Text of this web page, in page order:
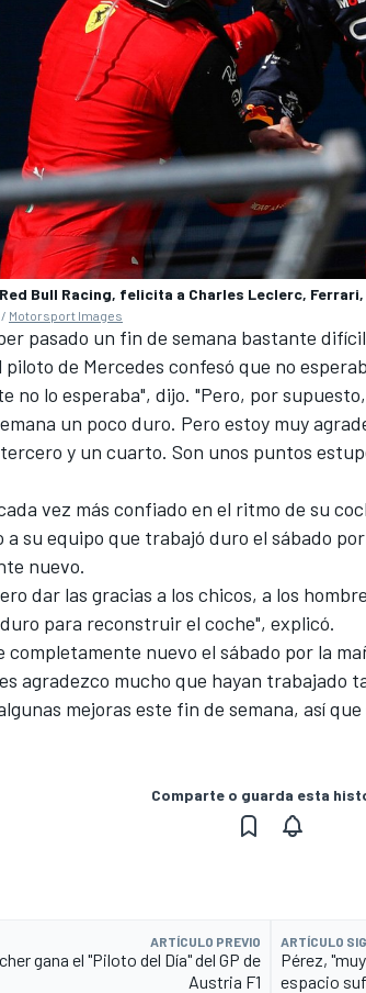
Bull Racing, felicita a Charles Leclerc,
Motorsport Images
pasado un fin de semana bastante
de Mercedes confesó que no
no lo esperaba", dijo. "Pero, por
un poco duro. Pero estoy muy
y un cuarto. Son unos puntos
vez más confiado en el ritmo de su
a su equipo que trabajó duro el sábado
nuevo.
dar las gracias a los chicos, a los
para reconstruir el coche", explicó.
completamente nuevo el sábado por la
agradezco mucho que hayan trabajado
mejoras este fin de semana, así
Comparte o guarda esta
ARTÍCULO PREVIO
gana el "Piloto del Día" del GP de
Austria F1
ARTÍCULO
Pérez,
espacio